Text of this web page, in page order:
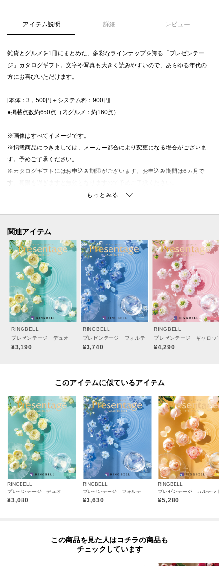
アイテム説明 詳細 レビュー
雑貨とグルメを1冊にまとめた、多彩なラインナップを誇る「プレゼンテー
ジ」カタログギフト。文字や写真も大きく読みやすいので、あらゆる年代の
方にお喜びいただけます。
[本体：3，500円＋システム料：900円]
●掲載点数約650点（内グルメ：約160点）
※画像はすべてイメージです。
※掲載商品につきましては、メーカー都合により変更になる場合がございま
す。予めご了承ください。
※カタログギフトにはお申込み期限がございます。お申込み期間は6ヵ月で
す。期限を過ぎますと無効となりますので予めご了承ください。
関連アイテム
RINGBELL
プレゼンテージ デュオ
¥3,190
RINGBELL
プレゼンテージ フォルテ
¥3,740
RINGBELL
プレゼンテージ ギャロッ
¥4,290
このアイテムに似ているアイテム
RINGBELL
プレゼンテージ デュオ
¥3,080
RINGBELL
プレゼンテージ フォルテ
¥3,630
RINGBELL
プレゼンテージ カルテッ
¥5,280
この商品を見た人はコチラの商品も
チェックしています